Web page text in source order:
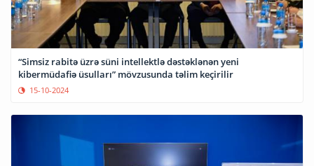
“Simsiz rabitə üzrə süni intellektlə dəstəklənən yeni
kibermüdafiə üsulları” mövzusunda təlim keçirilir
15-10-2024